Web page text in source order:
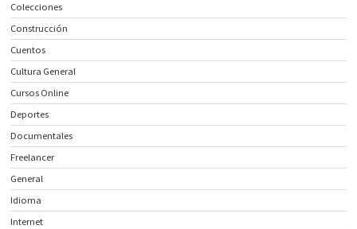
Colecciones
Construcción
Cuentos
Cultura General
Cursos Online
Deportes
Documentales
Freelancer
General
Idioma
Internet